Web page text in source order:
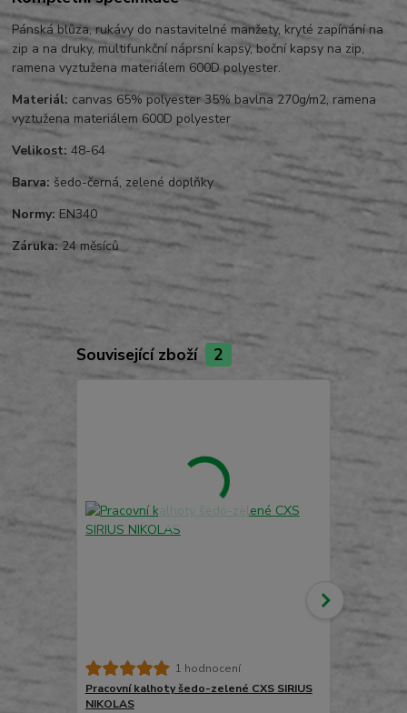
Pánská blůza, rukávy do nastavitelné manžety, kryté zapínání na
zip a na druky, multifunkční náprsní kapsy, boční kapsy na zip,
ramena vyztužena materiálem 600D polyester.
Materiál: canvas 65% polyester 35% bavlna 270g/m2, ramena
vyztužena materiálem 600D polyester
Velikost: 48-64
Barva: šedo-černá, zelené doplňky
Normy: EN340
Záruka: 24 měsíců
Související zboží 2
1 hodnocení
Pracovní kalhoty šedo-zelené CXS SIRIUS
NIKOLAS
Pracovní